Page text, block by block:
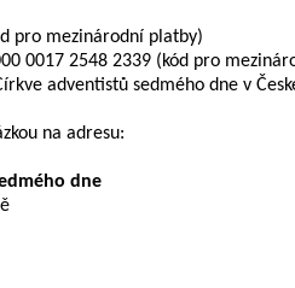
pro mezinárodní platby)
0017 2548 2339 (kód pro
adventistů sedmého dne v
na adresu:
dne